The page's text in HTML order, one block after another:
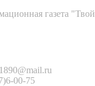
газета "Твой
00-75